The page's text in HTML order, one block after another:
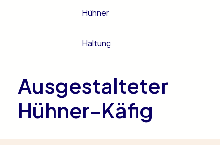
Hühner
Haltung
Ausgestalteter
Hühner-Käfig